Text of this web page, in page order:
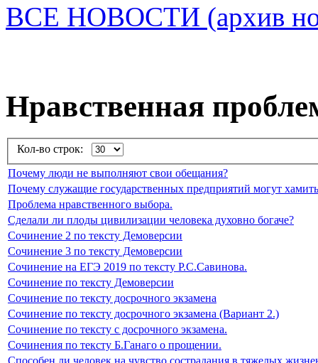
ВСЕ НОВОСТИ (архив
Нравственная
Кол-во строк:
Почему люди не выполняют свои обещания?
Почему служащие государственных предприятий могут
Проблема нравственного выбора.
Сделали ли плоды цивилизации человека духовно богаче?
Сочинение 2 по тексту Демоверсии
Сочинение 3 по тексту Демоверсии
Сочинение на ЕГЭ 2019 по тексту Р.С.Савинова.
Сочинение по тексту Демоверсии
Сочинение по тексту досрочного экзамена
Сочинение по тексту досрочного экзамена (Вариант 2.)
Сочинение по тексту с досрочного экзамена.
Сочинения по тексту Б.Ганаго о прощении.